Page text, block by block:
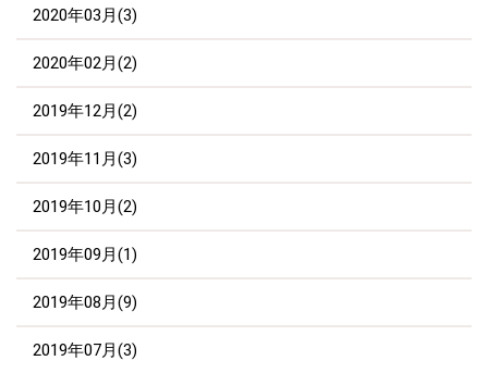
2020年03月(3)
2020年02月(2)
2019年12月(2)
2019年11月(3)
2019年10月(2)
2019年09月(1)
2019年08月(9)
2019年07月(3)